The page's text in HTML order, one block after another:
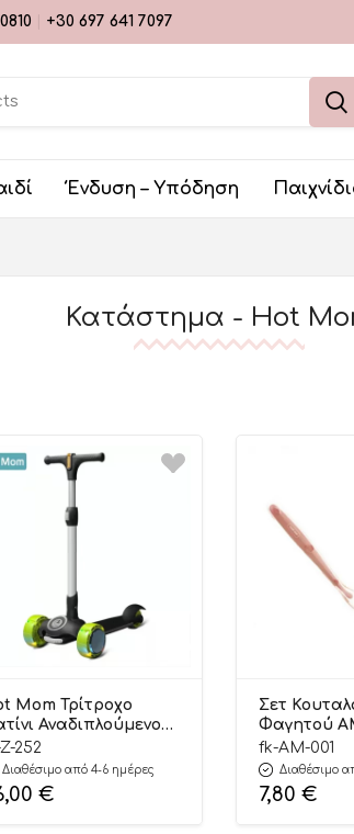
+30 697 641 7097
Ένδυση – Υπόδηση
Κατάστημα - Hot
Mom Τρίτροχο
Αναδιπλούμενο
252
252
Διαθέσιμο από 4-6 ημέρες
€
Σετ
Φαγητού
Mom
fk-AM-001
Διαθέσιμο
7,80 €